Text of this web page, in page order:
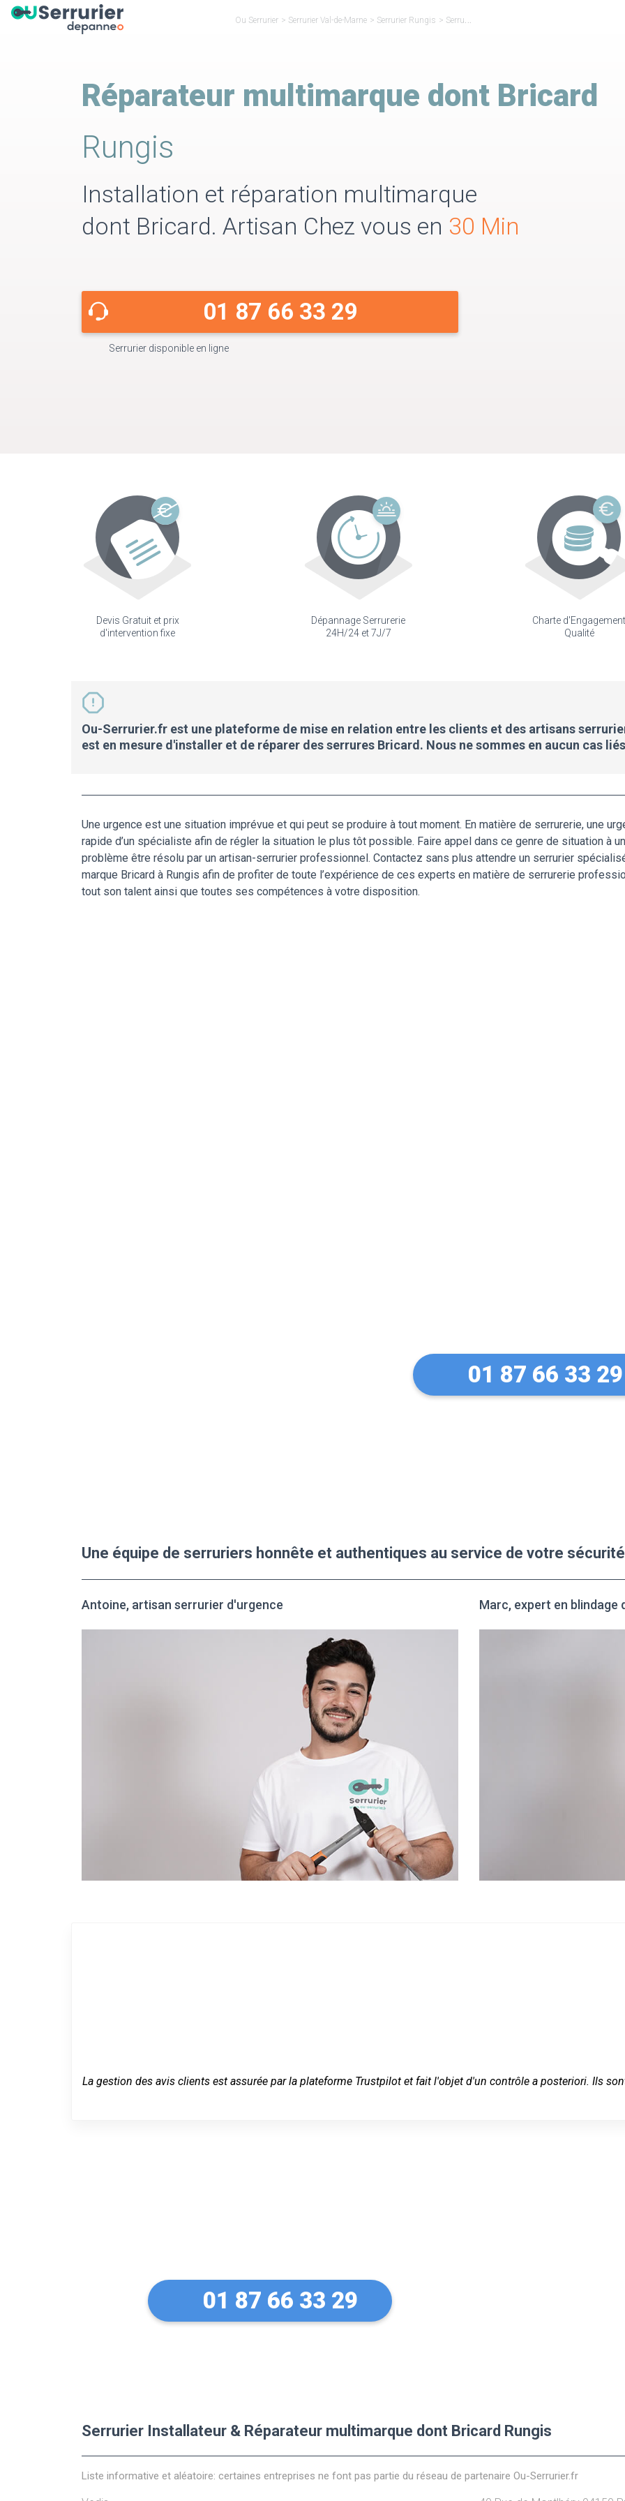
Ou Serrurier > Serrurier Val-de-Marne > Serrurier Rungis > Serrurier Réparateur Bricard Rungis
Réparateur multimarque dont Bricard
Rungis
Installation et réparation multimarque
dont Bricard. Artisan Chez vous en 30 Min
01 87 66 33 29
Serrurier disponible en ligne
Devis Gratuit et prix
d'intervention fixe
Dépannage Serrurerie
24H/24 et 7J/7
Charte d'Engagement
Qualité
Ou-Serrurier.fr est une plateforme de mise en relation entre les clients et des artisans
est en mesure d'installer et de réparer des serrures Bricard. Nous ne sommes en aucun cas
Une urgence est une situation imprévue et qui peut se produire à tout moment. En matière de serrurerie, une
rapide d’un spécialiste afin de régler la situation le plus tôt possible. Faire appel dans ce genre de situation à
problème être résolu par un artisan-serrurier professionnel. Contactez sans plus attendre un serrurier
marque Bricard à Rungis afin de profiter de toute l’expérience de ces experts en matière de serrurerie
tout son talent ainsi que toutes ses compétences à votre disposition.
01 87 66 33 29
Une équipe de serruriers honnête et authentiques au service de votre sécurité
Antoine, artisan serrurier d'urgence Marc, expert en blindage
La gestion des avis clients est assurée par la plateforme Trustpilot et fait l'objet d'un contrôle a posteriori. Ils
01 87 66 33 29
Serrurier Installateur & Réparateur multimarque dont Bricard Rungis
Liste informative et aléatoire: certaines entreprises ne font pas partie du réseau de partenaire Ou-Serrurier.fr